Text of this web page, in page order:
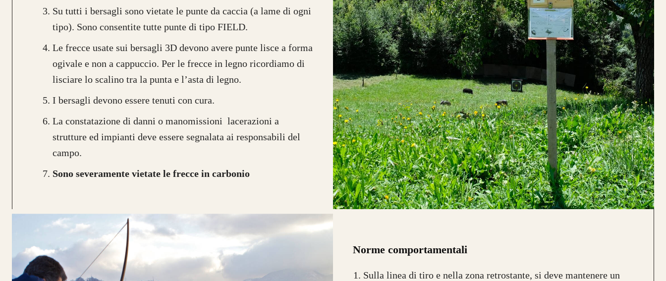
Su tutti i bersagli sono vietate le punte da caccia (a lame di ogni
tipo). Sono consentite tutte punte di tipo FIELD.
Le frecce usate sui bersagli 3D devono avere punte lisce a forma
ogivale e non a cappuccio. Per le frecce in legno ricordiamo di
lisciare lo scalino tra la punta e l’asta di legno.
I bersagli devono essere tenuti con cura.
La constatazione di danni o manomissioni lacerazioni a
strutture ed impianti deve essere segnalata ai responsabili del
campo.
Sono severamente vietate le frecce in carbonio
Norme comportamentali
Sulla linea di tiro e nella zona retrostante, si deve mantenere un